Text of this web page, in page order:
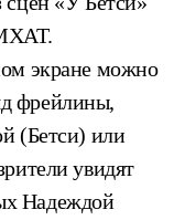
экране можно
фрейлины,
(Бетси) или
увидят
Надеждой